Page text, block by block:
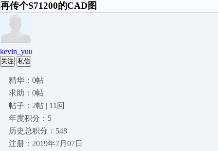
再传个S71200的CAD图
kevin_yuu
关注 私信
精华：0帖
求助：0帖
帖子：2帖 | 11回
年度积分：5
历史总积分：548
注册：2019年7月07日